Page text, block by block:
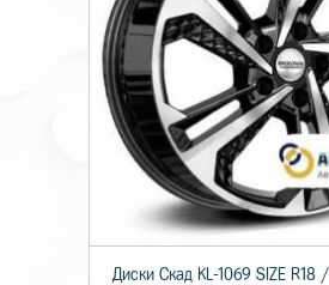
Диски Скад KL-1069 SIZE R18